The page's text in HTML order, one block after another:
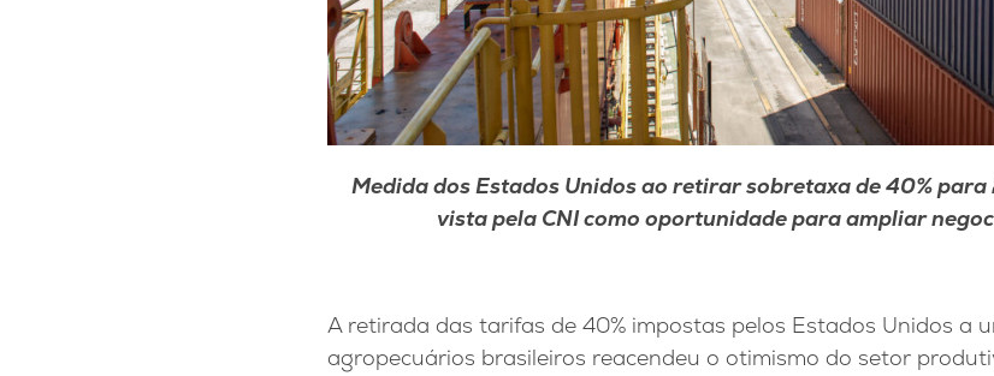
Medida dos Estados Unidos ao retirar sobretaxa de 40%
vista pela CNI como oportunidade para ampliar
A retirada das tarifas de 40% impostas pelos Estados Unidos a
agropecuários brasileiros reacendeu o otimismo do setor